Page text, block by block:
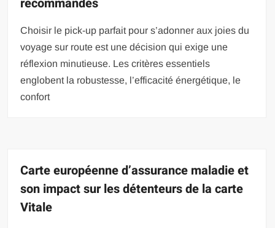
Choisir le pick-up parfait pour s’adonner aux joies du
voyage sur route est une décision qui exige une
réflexion minutieuse. Les critères essentiels
englobent la robustesse, l’efficacité énergétique, le
confort
Carte européenne d’assurance maladie et
son impact sur les détenteurs de la carte
Vitale